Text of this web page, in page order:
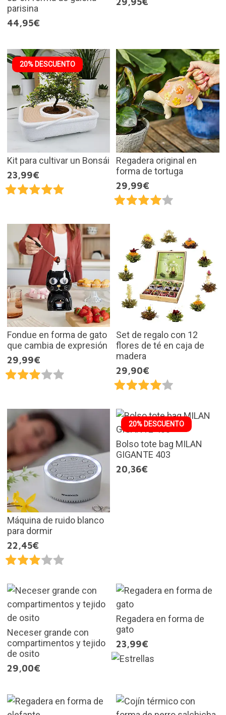
parisina
44,95€
20% DESCUENTO
Kit para cultivar un Bonsái
23,99€
Regadera original en
forma de tortuga
29,99€
Fondue en forma de gato
que cambia de expresión
29,99€
Set de regalo con 12
flores de té en caja de
madera
29,90€
Máquina de ruido blanco
para dormir
22,45€
20% DESCUENTO
Bolso tote bag MILAN
GIGANTE 403
20,36€
Neceser grande con
compartimentos y tejido
de osito
29,00€
Regadera en forma de
gato
23,99€